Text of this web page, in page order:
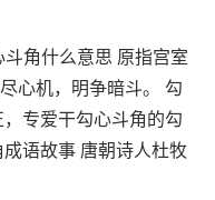
角什么意思 原指宫室
心机，明争暗斗。 勾
专爱干勾心斗角的勾
语故事 唐朝诗人杜牧